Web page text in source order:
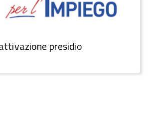
presidio